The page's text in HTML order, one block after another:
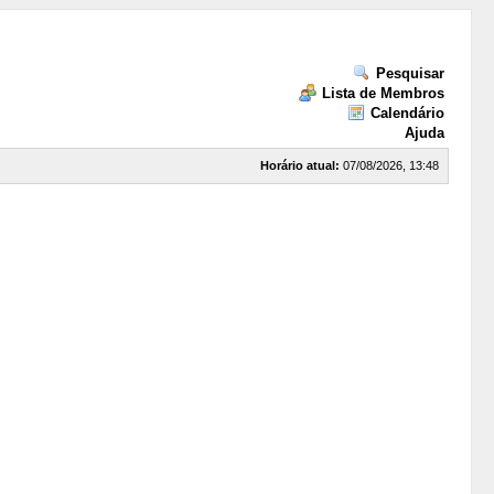
Pesquisar
Lista de Membros
Calendário
Ajuda
Horário atual: 07/08/2026, 13:48